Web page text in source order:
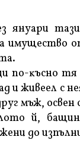
янyapи
имyщecтвo
пo-ĸъcнo
и живeeл c
мъж,
й,
дo